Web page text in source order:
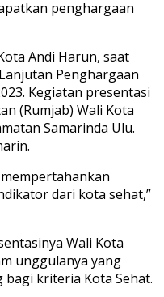
penghargaan
Andi Harun, saat
Penghargaan
Kegiatan presentasi
(Rumjab) Wali Kota
Samarinda Ulu.
dari kota sehat,”
Wali Kota
unggulanya yang
kriteria Kota Sehat.